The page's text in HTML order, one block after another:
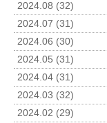
2024.08 (32)
2024.07 (31)
2024.06 (30)
2024.05 (31)
2024.04 (31)
2024.03 (32)
2024.02 (29)